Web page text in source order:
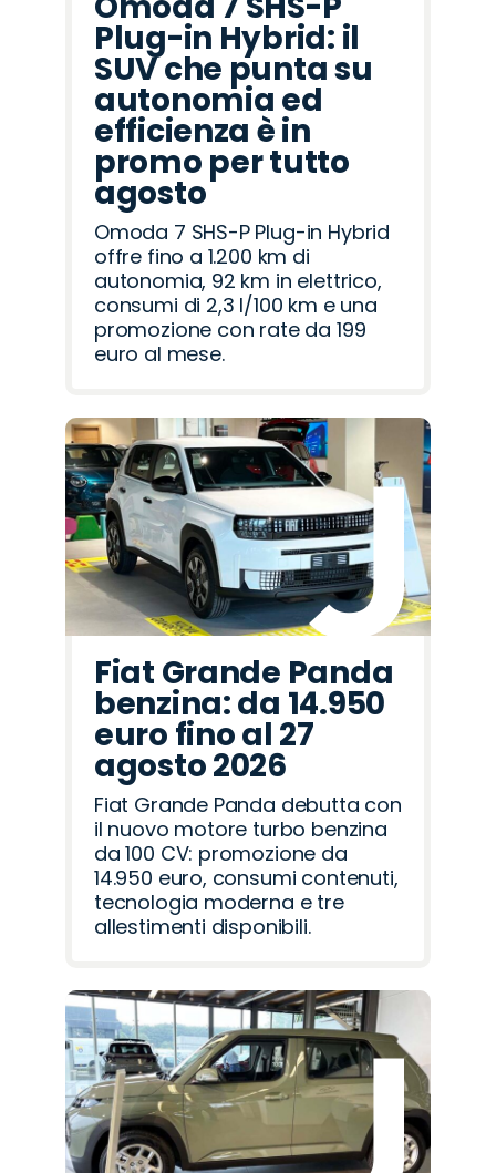
Plug-in Hybrid: il
SUV che punta su
autonomia ed
efficienza è in
promo per tutto
agosto
Omoda 7 SHS-P Plug-in Hybrid
offre fino a 1.200 km di
autonomia, 92 km in elettrico,
consumi di 2,3 l/100 km e una
promozione con rate da 199
euro al mese.
Fiat Grande Panda
benzina: da 14.950
euro fino al 27
agosto 2026
Fiat Grande Panda debutta con
il nuovo motore turbo benzina
da 100 CV: promozione da
14.950 euro, consumi contenuti,
tecnologia moderna e tre
allestimenti disponibili.